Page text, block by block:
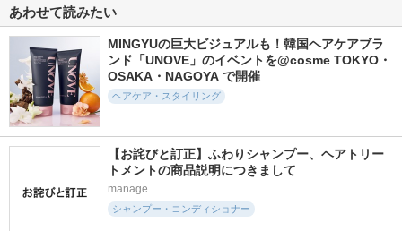
4.9
2836件
リポアシャンプー／
リポアトリートメン
ト
plus eau（プリュスオ
ー）
モロッカンビューテ
ィ ディープモイス
ト シャンプー／ヘ
アトリートメント
ボトルワークス
melt モイストシャン
プー／トリートメン
ト
5.5
4459件
あわせて読みたい
MINGYUの巨大ビジュアルも！韓国ヘアケアブラ
ンド「UNOVE」のイベントを@cosme TOKYO・
OSAKA・NAGOYA で開催
ヘアケア・スタイリング
【お詫びと訂正】ふわりシャンプー、ヘアトリー
トメントの商品説明につきまして
manage
シャンプー・コンディショナー